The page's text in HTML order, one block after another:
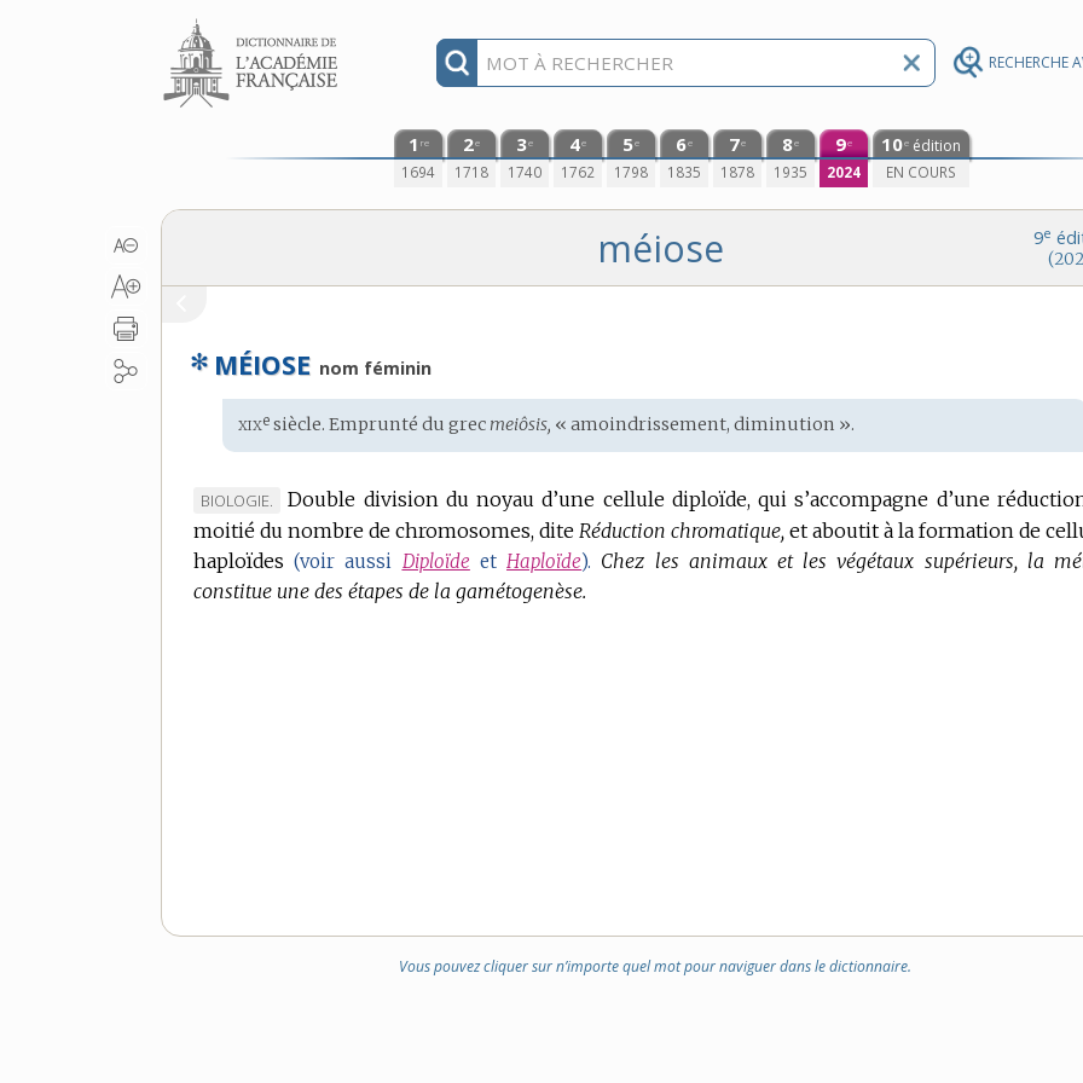
RECHERCHE
Aller au contenu
1 re
1694
2e
1718
3e
1740
4e
1762
5e
1798
6e
1835
7e
1878
8e
1935
9e
2024
10e édition
EN COURS
9e
méiose
✻ MÉIOSE nom féminin
Étymologie
:
xixe siècle. Emprunté dugrecmeiôsis, « amoindrissement, diminution ».
MARQUE
DE
DOMAINE
:
BIOLOGIE.
Double division du noyau d’une cellule diploïde, qui s’accompagne d’une
moitié du nombre de chromosomes, dite Réduction chromatique, et aboutit à la formation de
haploïdes(voir aussi Diploïde et Haploïde). Chez les animaux et les végétaux supérieurs, la
constitue une des étapes de la gamétogenèse.
Vous pouvez cliquer sur n’importe quel mot pour naviguer dans le dictionnaire.